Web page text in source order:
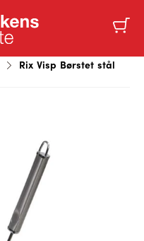
Rix Visp Børstet stål